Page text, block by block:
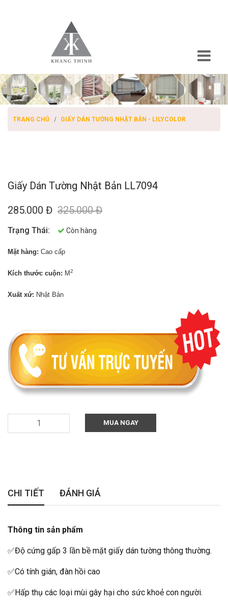
TRANG CHỦ GIẤY DÁN TƯỜNG NHẬT BẢN - LILYCOLOR
Giấy Dán Tường Nhật Bản LL7094
285.000 Đ 325.000 Đ
Trạng Thái: Còn hàng
Mặt hàng: Cao cấp
Kích thước cuộn: M2
Xuất xứ: Nhật Bản
MUA NGAY
CHI TIẾT ĐÁNH GIÁ
Thông tin sản phẩm
✅Độ cứng gấp 3 lần bề mặt giấy dán tường thông thường.
✅Có tính gián, đàn hồi cao
✅Hấp thụ các loại mùi gây hại cho sức khoẻ con người.